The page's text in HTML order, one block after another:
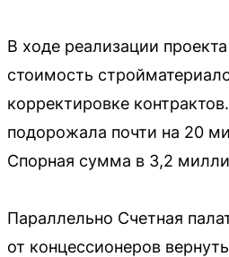
В ходе реализации
стоимость
корректировке
подорожала почти на 20
Спорная сумма в 3,2
Параллельно Счетная
от концессионеров